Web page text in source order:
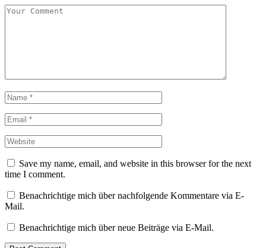
Save my name, email, and website in this browser for the next
time I comment.
Benachrichtige mich über nachfolgende Kommentare via E-
Mail.
Benachrichtige mich über neue Beiträge via E-Mail.